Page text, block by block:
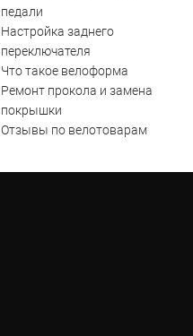
педали
Настройка заднего
переключателя
Что такое велоформа
Ремонт прокола и замена
покрышки
Отзывы по велотоварам